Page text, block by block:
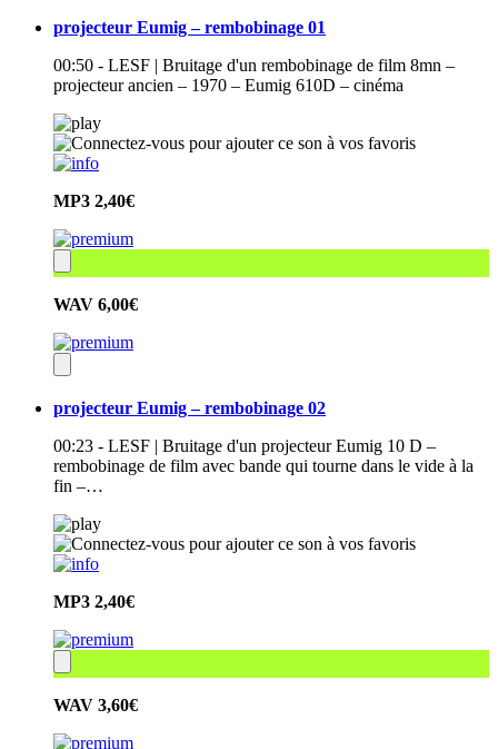
projecteur Eumig – rembobinage 01
00:50 - LESF | Bruitage d'un rembobinage de film 8mn –
projecteur ancien – 1970 – Eumig 610D – cinéma
MP3 2,40€
WAV 6,00€
projecteur Eumig – rembobinage 02
00:23 - LESF | Bruitage d'un projecteur Eumig 10 D –
rembobinage de film avec bande qui tourne dans le vide à la
fin –…
MP3 2,40€
WAV 3,60€